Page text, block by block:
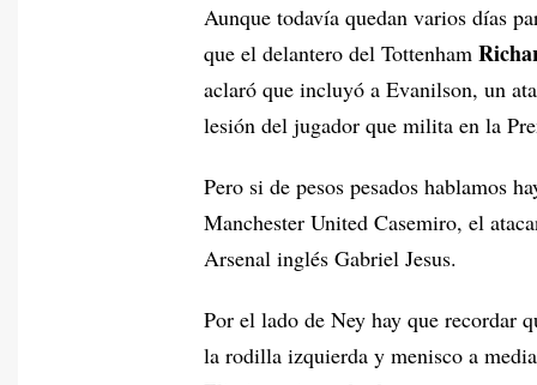
Aunque todavía quedan varios días
que el delantero del Tottenham
aclaró que incluyó a Evanilson, un
lesión del jugador que milita en la
Pero si de pesos pesados hablamos
Manchester United Casemiro, el
Arsenal inglés Gabriel Jesus.
Por el lado de Ney hay que recordar
la rodilla izquierda y menisco a